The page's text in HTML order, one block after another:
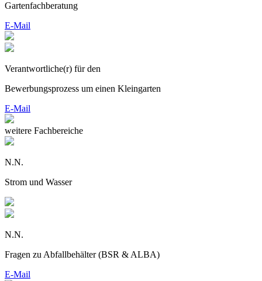
Gartenfachberatung
E-Mail
Verantwortliche(r) für den
Bewerbungsprozess um einen Kleingarten
E-Mail
weitere Fachbereiche
N.N.
Strom und Wasser
N.N.
Fragen zu Abfallbehälter (BSR & ALBA)
E-Mail